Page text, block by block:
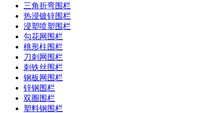
三角折弯围栏
热浸镀锌围栏
浸塑喷塑围栏
勾花网围栏
桃形柱围栏
刀刺网围栏
刺铁丝围栏
钢板网围栏
锌钢围栏
双圈围栏
塑料钢围栏